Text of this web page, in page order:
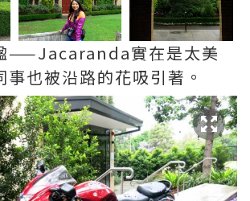
——Jacaranda實在是太美
事也被沿路的花吸引著。